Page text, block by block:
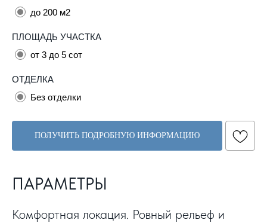
до 200 м2
ПЛОЩАДЬ УЧАСТКА
от 3 до 5 сот
ОТДЕЛКА
Без отделки
ПОЛУЧИТЬ ПОДРОБНУЮ ИНФОРМАЦИЮ
ПАРАМЕТРЫ
Комфортная локация. Ровный рельеф и